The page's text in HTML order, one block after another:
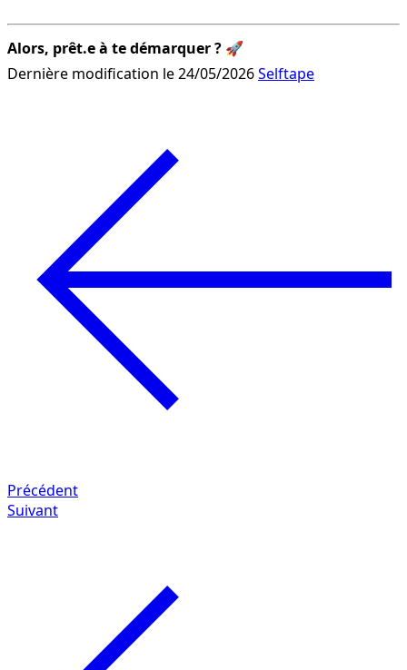
Alors, prêt.e à te démarquer ? 🚀
Dernière modification le 24/05/2026Selftape
Précédent
Suivant